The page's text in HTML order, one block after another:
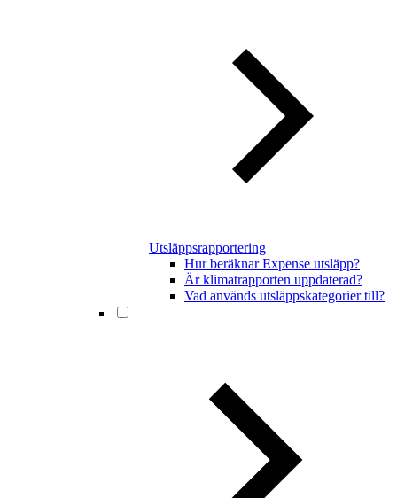
Utsläppsrapportering
Hur beräknar Expense utsläpp?
Är klimatrapporten uppdaterad?
Vad används utsläppskategorier till?